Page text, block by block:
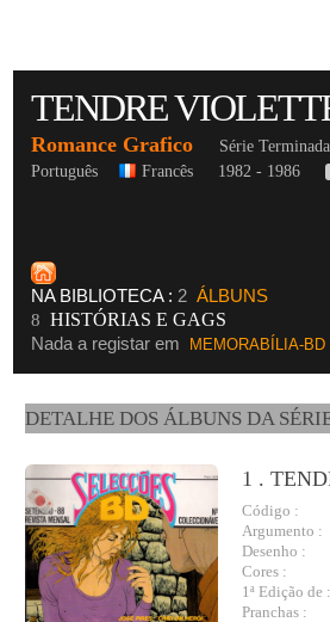
TENDRE
Romance Grafico Série Terminada
Português
Francês 1982 - 1986
NA BIBLIOTECA : 2 ÁLBUNS
8 HISTÓRIAS E GAGS
Nada a registar em
MEMORABÍLIA-BD
DETALHE DOS ÁLBUNS DA
1 .
Código :
Argumento :
Desenho :
Cores :
1ª Edição de :
Pranchas :